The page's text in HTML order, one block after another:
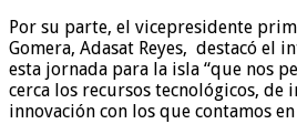
Por su parte, el vicepresidente
Gomera, Adasat Reyes, destacó el
esta jornada para la isla “que nos
cerca los recursos tecnológicos, de
innovación con los que contamos